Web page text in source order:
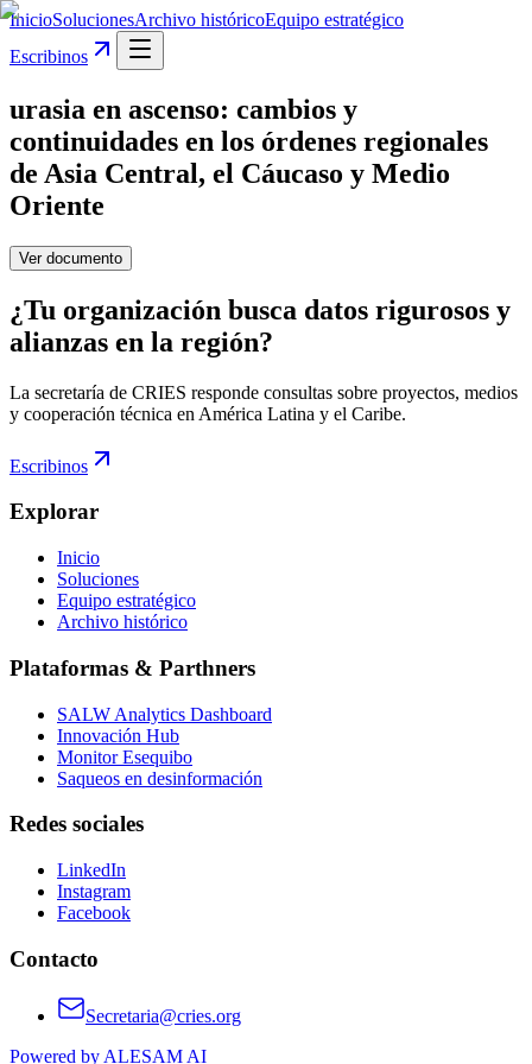
InicioSolucionesArchivo históricoEquipo estratégico
Escribinos
urasia en ascenso: cambios y
continuidades en los órdenes regionales
de Asia Central, el Cáucaso y Medio
Oriente
Ver documento
¿Tu organización busca datos rigurosos y
alianzas en la región?
La secretaría de CRIES responde consultas sobre proyectos, medios
y cooperación técnica en América Latina y el Caribe.
Escribinos
Explorar
Inicio
Soluciones
Equipo estratégico
Archivo histórico
Plataformas & Parthners
SALW Analytics Dashboard
Innovación Hub
Monitor Esequibo
Saqueos en desinformación
Redes sociales
LinkedIn
Instagram
Facebook
Contacto
Secretaria@cries.org
Powered by ALESAM AI